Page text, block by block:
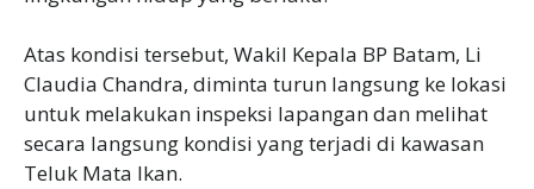
Atas kondisi tersebut, Wakil Kepala BP Batam, Li
Claudia Chandra, diminta turun langsung ke lokasi
untuk melakukan inspeksi lapangan dan melihat
secara langsung kondisi yang terjadi di kawasan
Teluk Mata Ikan.